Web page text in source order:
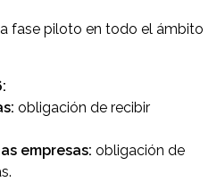
fase piloto en todo el ámbito
obligación de recibir
empresas: obligación de